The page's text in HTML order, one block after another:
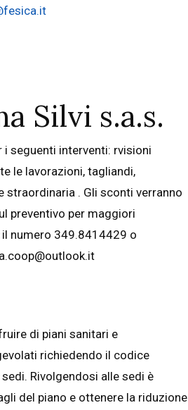
Silvi s.a.s.
seguenti interventi: rvisioni
le lavorazioni, tagliandi,
straordinaria . Gli sconti verranno
preventivo per maggiori
numero 349.8414429 o
di piani sanitari e
richiedendo il codice
Rivolgendosi alle sedi è
del piano e ottenere la riduzione